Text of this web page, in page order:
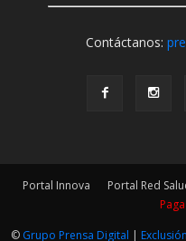
Contáctanos:
Portal Innova Portal Red
© Grupo Prensa Digital